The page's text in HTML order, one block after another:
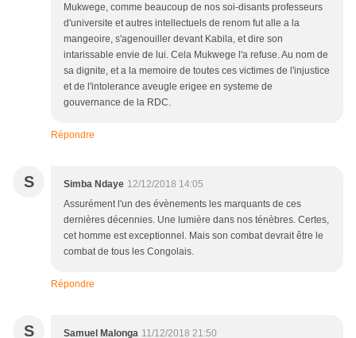
Mukwege, comme beaucoup de nos soi-disants professeurs
d'universite et autres intellectuels de renom fut alle a la
mangeoire, s'agenouiller devant Kabila, et dire son
intarissable envie de lui. Cela Mukwege l'a refuse. Au nom de
sa dignite, et a la memoire de toutes ces victimes de l'injustice
et de l'intolerance aveugle erigee en systeme de
gouvernance de la RDC.
Répondre
S Simba Ndaye 12/12/2018 14:05
Assurément l'un des évènements les marquants de ces
dernières décennies. Une lumière dans nos ténèbres. Certes,
cet homme est exceptionnel. Mais son combat devrait être le
combat de tous les Congolais.
Répondre
S Samuel Malonga 11/12/2018 21:50